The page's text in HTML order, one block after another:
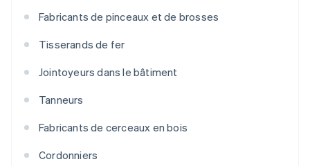
Fabricants de pinceaux et de brosses
Tisserands de fer
Jointoyeurs dans le bâtiment
Tanneurs
Fabricants de cerceaux en bois
Cordonniers